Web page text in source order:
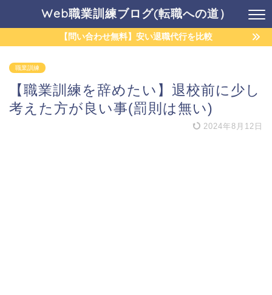
Web職業訓練ブログ(転職への道）
【問い合わせ無料】安い退職代行を比較
職業訓練
【職業訓練を辞めたい】退校前に少し
考えた方が良い事(罰則は無い)
2024年8月12日